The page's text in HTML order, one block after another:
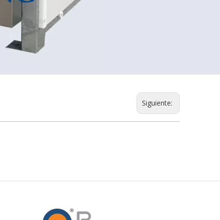
Siguiente: